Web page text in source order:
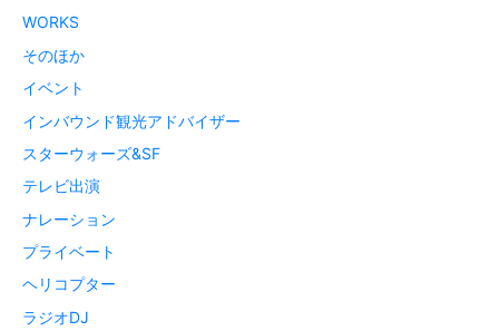
WORKS
そのほか
イベント
インバウンド観光アドバイザー
スターウォーズ&SF
テレビ出演
ナレーション
プライベート
ヘリコプター
ラジオDJ